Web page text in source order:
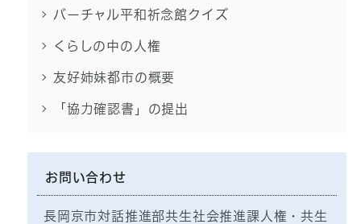
バーチャル平和祈念館クイズ
くらしの中の人権
友好姉妹都市の概要
「協力確認書」の提出
お問い合わせ
長岡京市対話推進部共生社会推進課人権・共生